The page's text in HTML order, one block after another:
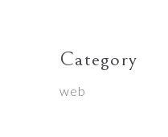
Category
web